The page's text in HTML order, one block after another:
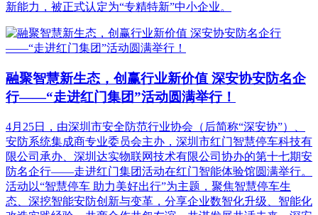
新能力，被正式认定为“专精特新”中小企业。
融聚智慧新生态，创赢行业新价值 深安协安防名企
行——“走进红门集团”活动圆满举行！
4月25日，由深圳市安全防范行业协会（后简称“深安协”）、
安防系统集成商专业委员会主办，深圳市红门智慧停车科技有
限公司承办、深圳达实物联网技术有限公司协办的第十七期安
防名企行——走进红门集团活动在红门智能体验馆圆满举行。
活动以“智慧停车 助力美好出行”为主题，聚焦智慧停车生
态、深挖智能安防创新与变革，分享企业数智化升级、智能化